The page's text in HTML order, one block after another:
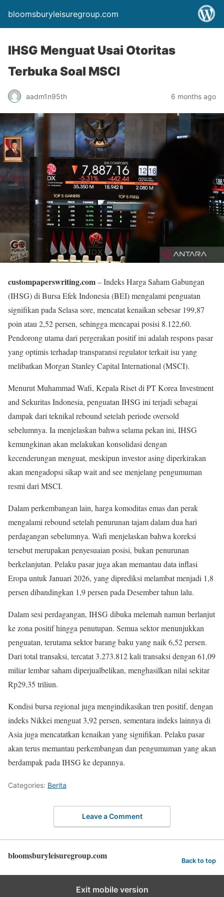
bloomsburyleisuregroup.com
IHSG Menguat Usai Otoritas
Terbuka Soal MSCI
aadm1n95th 6 months ago
custompaperswriting.com– Indeks Harga Saham Gabungan
(IHSG) di Bursa Efek Indonesia (BEI) mengalami penguatan
signifikan pada Selasa sore, mencatat kenaikan sebesar 199,87
poin atau 2,52 persen, sehingga mencapai posisi 8.122,60.
Pendorong utama dari pergerakan positif ini adalah respons pasar
yang optimis terhadap transparansi regulator terkait isu yang
melibatkan Morgan Stanley Capital International (MSCI).
Menurut Muhammad Wafi, Kepala Riset di PT Korea Investment
and Sekuritas Indonesia, penguatan IHSG ini terjadi sebagai
dampak dari teknikal rebound setelah periode oversold
sebelumnya. Ia menjelaskan bahwa selama pekan ini, IHSG
kemungkinan akan melakukan konsolidasi dengan
kecenderungan menguat, meskipun investor asing diperkirakan
akan mengadopsi sikap wait and see menjelang pengumuman
resmi dari MSCI.
Dalam perkembangan lain, harga komoditas emas dan perak
mengalami rebound setelah penurunan tajam dalam dua hari
perdagangan sebelumnya. Wafi menjelaskan bahwa koreksi
tersebut merupakan penyesuaian posisi, bukan penurunan
berkelanjutan. Pelaku pasar juga akan memantau data inflasi
Eropa untuk Januari 2026, yang diprediksi melambat menjadi 1,8
persen dibandingkan 1,9 persen pada Desember tahun lalu.
Dalam sesi perdagangan, IHSG dibuka melemah namun berlanjut
ke zona positif hingga penutupan. Semua sektor menunjukkan
penguatan, terutama sektor barang baku yang naik 6,52 persen.
Dari total transaksi, tercatat 3.273.812 kali transaksi dengan 61,09
miliar lembar saham diperjualbelikan, menghasilkan nilai sekitar
Rp29,35 triliun.
Kondisi bursa regional juga mengindikasikan tren positif, dengan
indeks Nikkei menguat 3,92 persen, sementara indeks lainnya di
Asia juga mencatatkan kenaikan yang signifikan. Pelaku pasar
akan terus memantau perkembangan dan pengumuman yang akan
berdampak pada IHSG ke depannya.
Categories: Berita
Leave a Comment
bloomsburyleisuregroup.com Back to top
Exit mobile version